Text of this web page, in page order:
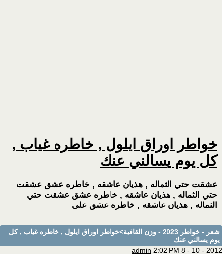
خواطر اوراق ايلول , خاطره غياب ,
كل يوم يسالني عنك
عشقت حتي الثماله , هذيان عاشقه , خاطره عشق عشقت
حتي الثماله , هذيان عاشقه , خاطره عشق عشقت حتي
الثماله , هذيان عاشقه , خاطره عشق على
شعر - خواطر 2023 - وزن القافية
>خواطر اوراق ايلول , خاطره غياب , كل
يوم يسالني عنك
admin 2:02 PM 8 - 10 - 2012